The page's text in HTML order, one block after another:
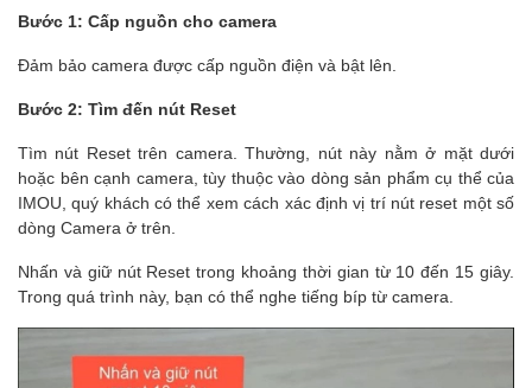
Bước 1: Cấp nguồn cho camera
Đảm bảo camera được cấp nguồn điện và bật lên.
Bước 2: Tìm đến nút Reset
Tìm nút Reset trên camera. Thường, nút này nằm ở mặt dưới
hoặc bên cạnh camera, tùy thuộc vào dòng sản phẩm cụ thể của
IMOU, quý khách có thể xem cách xác định vị trí nút reset một số
dòng Camera ở trên.
Nhấn và giữ nút Reset trong khoảng thời gian từ 10 đến 15 giây.
Trong quá trình này, bạn có thể nghe tiếng bíp từ camera.